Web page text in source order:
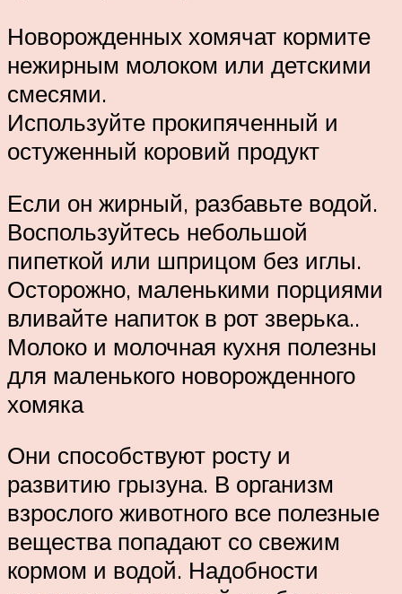
Новорожденных хомячат кормите
нежирным молоком или детскими
смесями.
Используйте прокипяченный и
остуженный коровий продукт
Если он жирный, разбавьте водой.
Воспользуйтесь небольшой
пипеткой или шприцом без иглы.
Осторожно, маленькими порциями
вливайте напиток в рот зверька..
Молоко и молочная кухня полезны
для маленького новорожденного
хомяка
Они способствуют росту и
развитию грызуна. В организм
взрослого животного все полезные
вещества попадают со свежим
кормом и водой. Надобности